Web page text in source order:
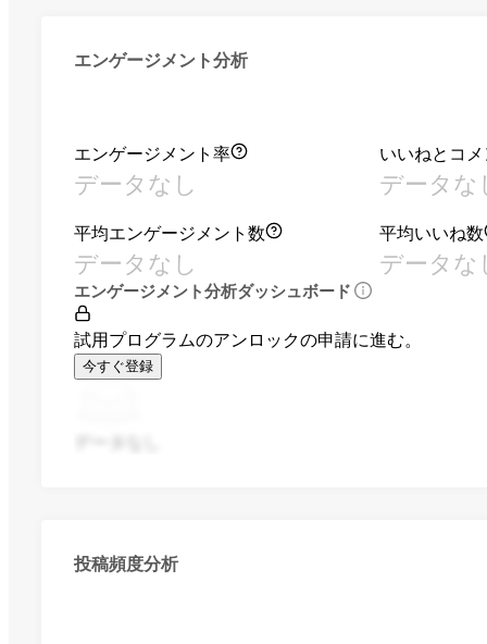
エンゲージメント分析
エンゲージメント率
データなし
いいねとコ
データな
平均エンゲージメント数
データなし
平均いいね数
データな
エンゲージメント分析ダッシュボード
試用プログラムのアンロックの申請に進む。
今すぐ登録
投稿頻度分析